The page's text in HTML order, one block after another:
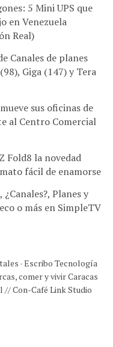
5 Mini UPS que
en Venezuela
Real)
Canales de planes
Giga (147) y Tera
sus oficinas de
al Centro Comercial
Fold8 la novedad
fácil de enamorse
Planes y
o más en SimpleTV
· Escribo Tecnología
comer y vivir Caracas
// Con-Café Link Studio